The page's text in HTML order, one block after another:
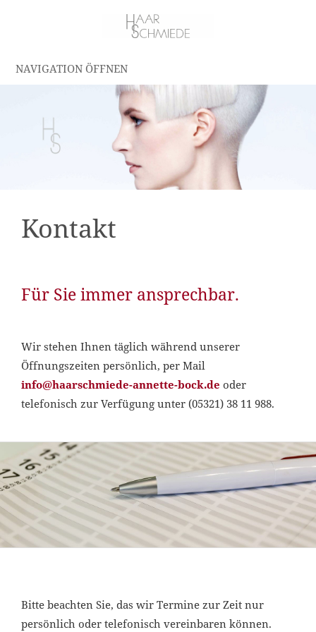
NAVIGATION ÖFFNEN
Kontakt
Für Sie immer ansprechbar.
Wir stehen Ihnen täglich während unserer
Öffnungszeiten persönlich, per Mail
info@haarschmiede-annette-bock.de oder
telefonisch zur Verfügung unter (05321) 38 11 988.
Bitte beachten Sie, das wir Termine zur Zeit nur
persönlich oder telefonisch vereinbaren können.